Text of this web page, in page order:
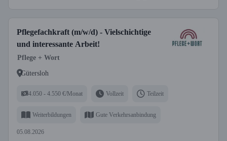
Pflegefachkraft (m/w/d) - Vielschichtige
und interessante Arbeit!
Pflege + Wort
Gütersloh
4.050 - 4.550 €/Monat Vollzeit Teilzeit
Weiterbildungen Gute Verkehrsanbindung
05.08.2026